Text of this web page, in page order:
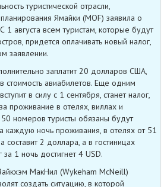
туристической отрасли,
Ямайки (MOF) заявила о
1 августа всем туристам, которые будут
придется оплачивать новый налог,
заявлении.
заплатит 20 долларов США,
стоимость авиабилетов. Еще одним
в силу с 1 сентября, станет налог,
проживание в отелях, виллах и
номеров туристы обязаны будут
каждую ночь проживания, в отелях от 51
2 доллара, а в гостиницах
1 ночь достигнет 4 USD.
МакНил (Wykeham McNeill)
создать ситуацию, в которой